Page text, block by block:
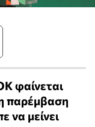
φαίνεται
παρέμβαση
να μείνει